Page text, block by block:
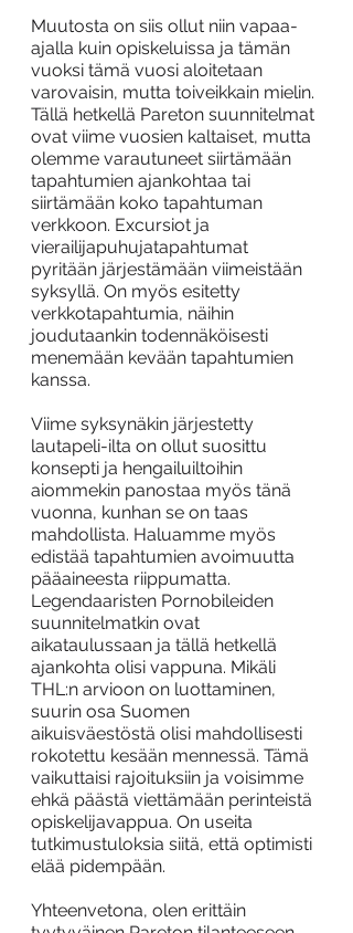
Muutosta on siis ollut niin vapaa-
ajalla kuin opiskeluissa ja tämän
vuoksi tämä vuosi aloitetaan
varovaisin, mutta toiveikkain mielin.
Tällä hetkellä Pareton suunnitelmat
ovat viime vuosien kaltaiset, mutta
olemme varautuneet siirtämään
tapahtumien ajankohtaa tai
siirtämään koko tapahtuman
verkkoon. Excursiot ja
vierailijapuhujatapahtumat
pyritään järjestämään viimeistään
syksyllä. On myös esitetty
verkkotapahtumia, näihin
joudutaankin todennäköisesti
menemään kevään tapahtumien
kanssa.
Viime syksynäkin järjestetty
lautapeli-ilta on ollut suosittu
konsepti ja hengailuiltoihin
aiommekin panostaa myös tänä
vuonna, kunhan se on taas
mahdollista. Haluamme myös
edistää tapahtumien avoimuutta
pääaineesta riippumatta.
Legendaaristen Pornobileiden
suunnitelmatkin ovat
aikataulussaan ja tällä hetkellä
ajankohta olisi vappuna. Mikäli
THL:n arvioon on luottaminen,
suurin osa Suomen
aikuisväestöstä olisi mahdollisesti
rokotettu kesään mennessä. Tämä
vaikuttaisi rajoituksiin ja voisimme
ehkä päästä viettämään perinteistä
opiskelijavappua. On useita
tutkimustuloksia siitä, että optimisti
elää pidempään.
Yhteenvetona, olen erittäin